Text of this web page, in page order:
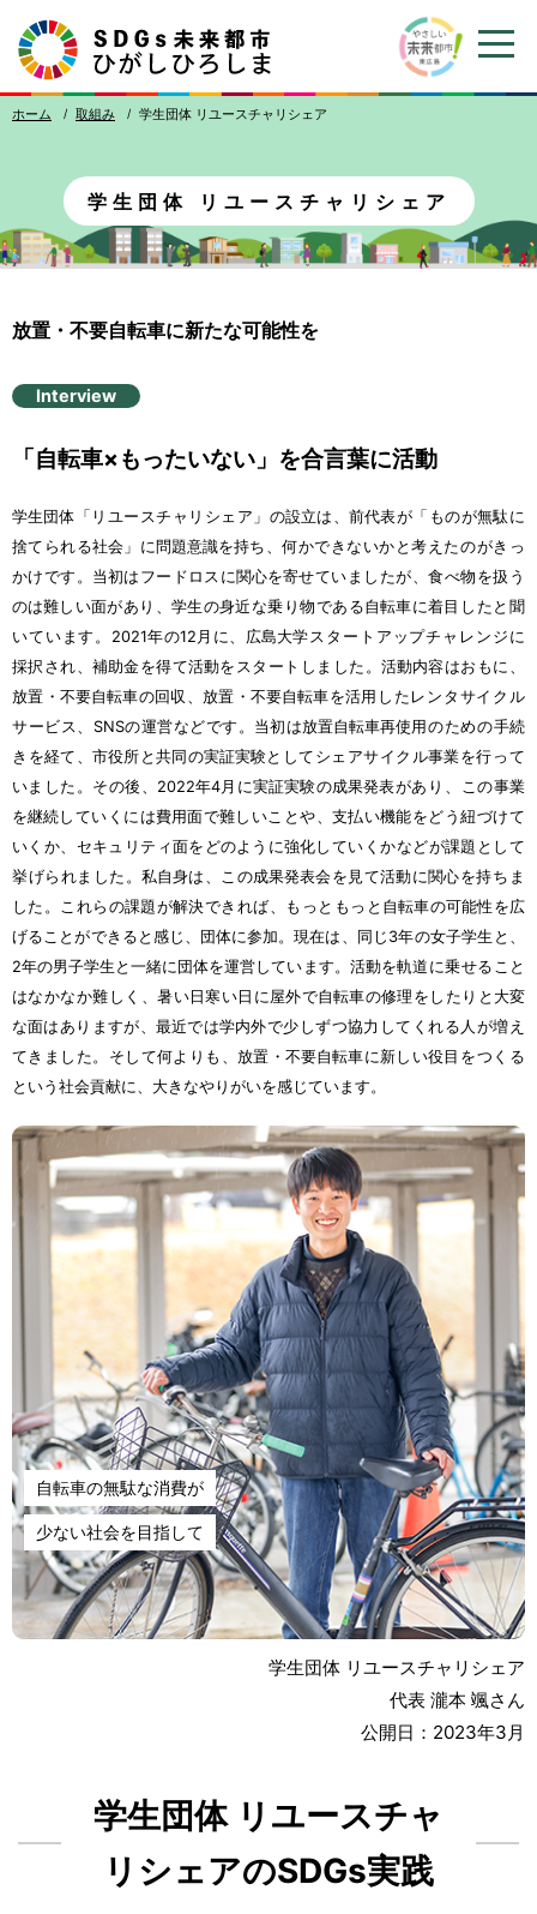
学生団体 リユースチャリシェア
ホーム 取組み 学生団体 リユースチャリシェア
放置 ・ 不要自転車に新たな可能性を
Interview
「自転車×もったいない」を合言葉に活動
学生 団体 「リユースチャリシェア」の設立は、 前代表が「ものが無駄 に
捨てられる社会 」に問題意識を持ち、 何かできないかと 考 えたのがきっ
かけです。 当初はフードロスに関心を寄せていましたが、 食べ物 を扱 う
のは難しい面があり、 学生の身近な乗 り 物である自転車に着目 したと 聞
いています。2021年の12 月 に、 広島大学スタートアップチャレンジに
採択 され、 補助金を得て活動をスタートしました。 活動内容はおもに、
放置 ・ 不要自転車の回収 、 放置 ・ 不要自転車を活用 したレンタサイクル
サービス、SNSの運営などです。 当初 は放置自転車再使用 のための手続
きを経て、 市役所 と 共同 の実証実験としてシェアサイクル事業を行 って
いました。その後 、2022年4月 に実証実験の成果発表があり、この事業
を継続していくには費用面で難しいことや、 支払い機能をどう 紐づけて
いくか、セキュリティ面をどのように強化していくかなどが課題 として
挙げられました。 私自身は、この成果発表会を 見て活動に関心を持ちま
した。これらの課題が解決できれば、もっともっと 自転車の可能性 を広
げることができると 感 じ、 団体に参加。 現在は、 同 じ3年の女子学生 と、
2年の男子学生 と 一緒に 団体を運営しています。 活動を軌道 に乗せること
はなかなか難 しく、 暑い 日 寒 い 日 に屋外で自転車の修理 をしたりと 大変
な面はありますが、 最近では学内外で少 しずつ協力 してくれる 人 が増 え
てきました。そして何よりも、 放置 ・ 不要自転車に新しい役目 をつくる
という 社会貢献に、 大きなやりがいを感 じています。
自転車の無駄な消費が
少ない社会を目指して
学生団体 リユースチャリシェア
代表 瀧本 颯さん
公開日 ：2023年3月
学生団体リユースチャ
リシェアのSDGs実践